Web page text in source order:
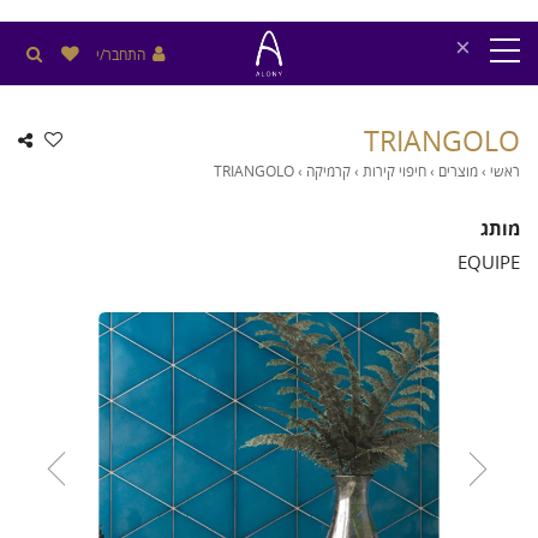
× התחבר/י
TRIANGOLO
ראשי ›מוצרים ›חיפוי קירות ›קרמיקה ›
TRIANGOLO
מותג
EQUIPE